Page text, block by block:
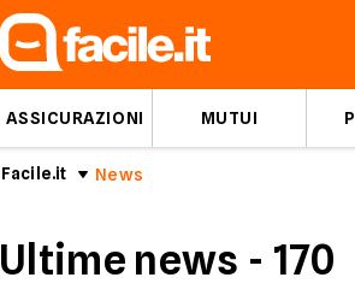
ASSICURAZIONI MUTUI
Facile.it News
Ultime news - 170